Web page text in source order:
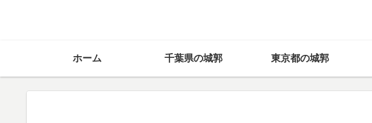
ホーム 千葉県の城郭 東京都の城郭